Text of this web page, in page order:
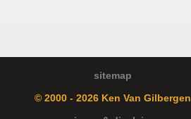
sitemap
© 2000 - 2026 Ken Van Gilbergen